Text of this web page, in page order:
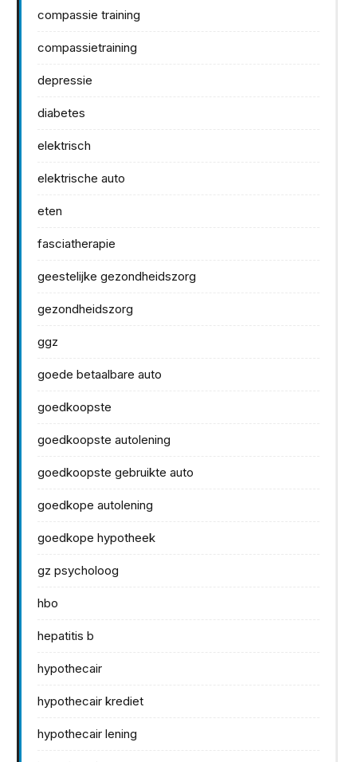
compassie training
compassietraining
depressie
diabetes
elektrisch
elektrische auto
eten
fasciatherapie
geestelijke gezondheidszorg
gezondheidszorg
ggz
goede betaalbare auto
goedkoopste
goedkoopste autolening
goedkoopste gebruikte auto
goedkope autolening
goedkope hypotheek
gz psycholoog
hbo
hepatitis b
hypothecair
hypothecair krediet
hypothecair lening